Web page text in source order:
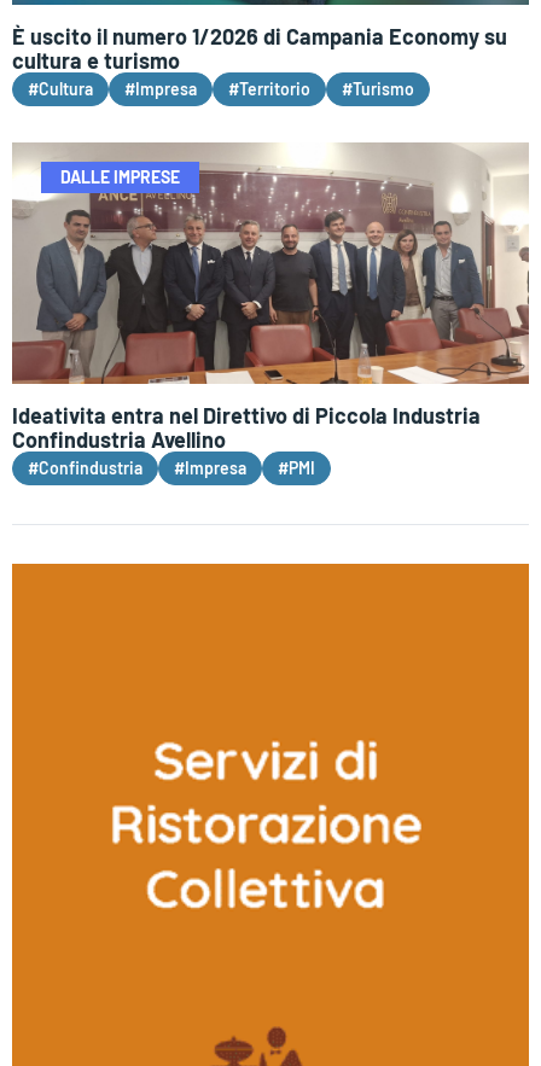
È uscito il numero 1/2026 di Campania Economy su
cultura e turismo
#Cultura #Impresa #Territorio #Turismo
DALLE IMPRESE
Ideativita entra nel Direttivo di Piccola Industria
Confindustria Avellino
#Confindustria #Impresa #PMI